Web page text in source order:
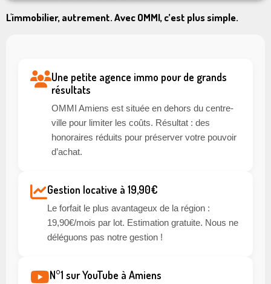
L'immobilier, autrement. Avec OMMI, c’est plus simple.
Une petite agence immo pour de grands
résultats
OMMI Amiens est située en dehors du centre-
ville pour limiter les coûts. Résultat : des
honoraires réduits pour préserver votre pouvoir
d’achat.
Gestion locative à 19,90€
Le forfait le plus avantageux de la région :
19,90€/mois par lot. Estimation gratuite. Nous ne
déléguons pas notre gestion !
N°1 sur YouTube à Amiens